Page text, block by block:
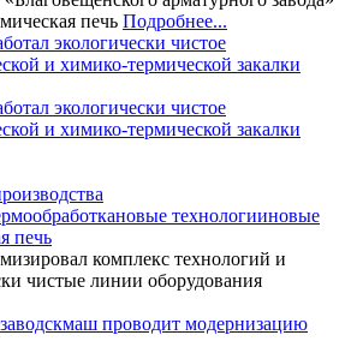
печь Подробнее...
экологически чистое
и химико-термической закалки
новые технологииновые
печь
комплекс технологий и
чистые линии оборудования